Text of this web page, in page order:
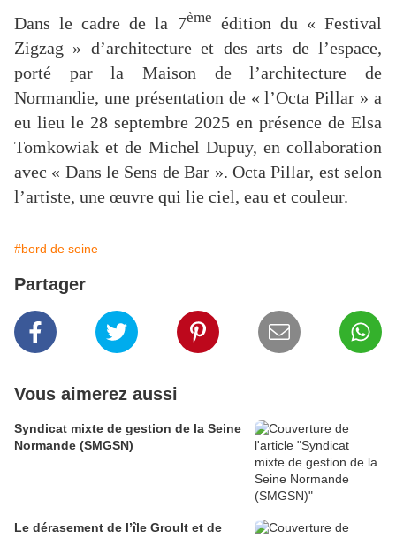
Dans le cadre de la 7ème édition du « Festival
Zigzag » d’architecture et des arts de l’espace,
porté par la Maison de l’architecture de
Normandie, une présentation de « l’Octa Pillar » a
eu lieu le 28 septembre 2025 en présence de Elsa
Tomkowiak et de Michel Dupuy, en collaboration
avec « Dans le Sens de Bar ». Octa Pillar, est selon
l’artiste, une œuvre qui lie ciel, eau et couleur.
#bord de seine
Partager
Vous aimerez aussi
Syndicat mixte de gestion de la Seine
Normande (SMGSN)
Le dérasement de l’île Groult et de